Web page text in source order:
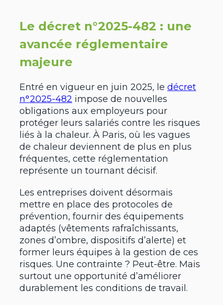
Le décret n°2025-482 : une
avancée réglementaire
majeure
Entré en vigueur en juin 2025, le décret
n°2025-482 impose de nouvelles
obligations aux employeurs pour
protéger leurs salariés contre les risques
liés à la chaleur. À Paris, où les vagues
de chaleur deviennent de plus en plus
fréquentes, cette réglementation
représente un tournant décisif.
Les entreprises doivent désormais
mettre en place des protocoles de
prévention, fournir des équipements
adaptés (vêtements rafraîchissants,
zones d’ombre, dispositifs d’alerte) et
former leurs équipes à la gestion de ces
risques. Une contrainte ? Peut-être. Mais
surtout une opportunité d’améliorer
durablement les conditions de travail.